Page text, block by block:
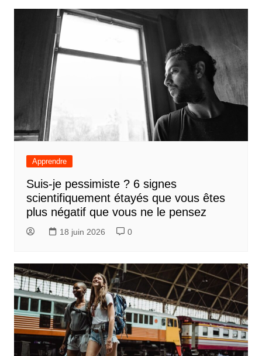
Apprendre
Suis-je pessimiste ? 6 signes
scientifiquement étayés que vous êtes
plus négatif que vous ne le pensez
18 juin 2026 0